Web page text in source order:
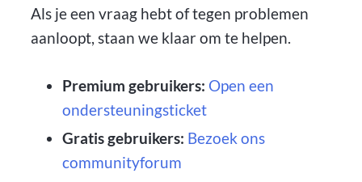
Als je een vraag hebt of tegen problemen
aanloopt, staan we klaar om te helpen.
Premium gebruikers: Open een
ondersteuningsticket
Gratis gebruikers: Bezoek ons
communityforum